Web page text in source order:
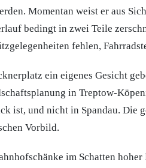
Momentan weist er aus
bedingt in zwei Teile
fehlen,
ein eigenes Gesicht
in Treptow-
ist, und nicht in Spandau. Die
Vorbild.
im Schatten